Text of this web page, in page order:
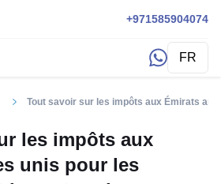
+971585904074
FR
Tout savoir sur les impôts aux Émirats
les impôts aux
unis pour les